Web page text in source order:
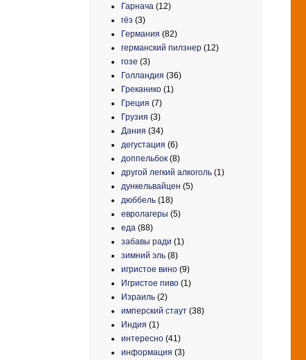
Гарнача (12)
гёз (3)
Германия (82)
германский пилзнер (12)
гозе (3)
Голландия (36)
Греканико (1)
Греция (7)
Грузия (3)
Дания (34)
дегустация (6)
доппельбок (8)
другой легкий алкоголь (1)
дункельвайцен (5)
дюббель (18)
евролагеры (5)
еда (88)
забавы ради (1)
зимний эль (8)
игристое вино (9)
Игристое пиво (1)
Израиль (2)
имперский стаут (38)
Индия (1)
интересно (41)
информация (3)